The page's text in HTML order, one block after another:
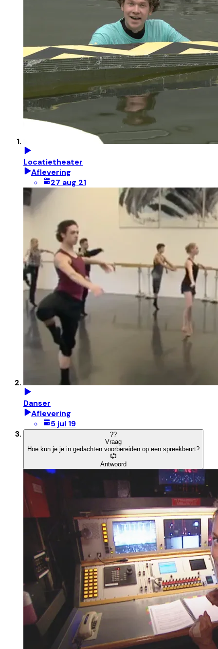
Locatietheater
Aflevering
27 aug 21
Danser
Aflevering
5 jul 19
??
Vraag
Hoe kun je je in gedachten voorbereiden op een spreekbeurt?
Antwoord